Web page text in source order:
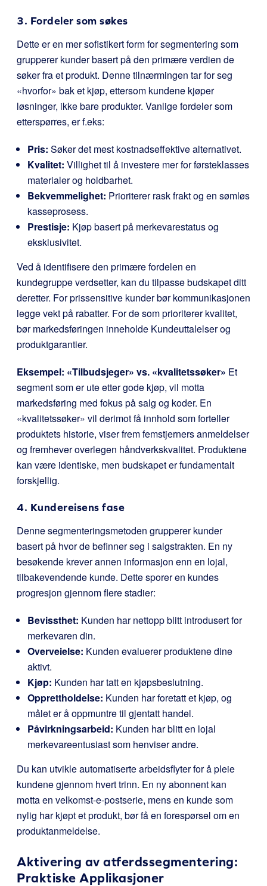
3. Fordeler som søkes
Dette er en mer sofistikert form for segmentering som
grupperer kunder basert på den primære verdien de
søker fra et produkt. Denne tilnærmingen tar for seg
«hvorfor» bak et kjøp, ettersom kundene kjøper
løsninger, ikke bare produkter. Vanlige fordeler som
etterspørres, er f.eks:
Pris: Søker det mest kostnadseffektive alternativet.
Kvalitet: Villighet til å investere mer for førsteklasses
materialer og holdbarhet.
Bekvemmelighet: Prioriterer rask frakt og en sømløs
kasseprosess.
Prestisje: Kjøp basert på merkevarestatus og
eksklusivitet.
Ved å identifisere den primære fordelen en
kundegruppe verdsetter, kan du tilpasse budskapet ditt
deretter. For prissensitive kunder bør kommunikasjonen
legge vekt på rabatter. For de som prioriterer kvalitet,
bør markedsføringen inneholde Kundeuttalelser og
produktgarantier.
Eksempel: «Tilbudsjeger» vs. «kvalitetssøker» Et
segment som er ute etter gode kjøp, vil motta
markedsføring med fokus på salg og koder. En
«kvalitetssøker» vil derimot få innhold som forteller
produktets historie, viser frem femstjerners anmeldelser
og fremhever overlegen håndverkskvalitet. Produktene
kan være identiske, men budskapet er fundamentalt
forskjellig.
4. Kundereisens fase
Denne segmenteringsmetoden grupperer kunder
basert på hvor de befinner seg i salgstrakten. En ny
besøkende krever annen informasjon enn en lojal,
tilbakevendende kunde. Dette sporer en kundes
progresjon gjennom flere stadier:
Bevissthet: Kunden har nettopp blitt introdusert for
merkevaren din.
Overveielse: Kunden evaluerer produktene dine
aktivt.
Kjøp: Kunden har tatt en kjøpsbeslutning.
Opprettholdelse: Kunden har foretatt et kjøp, og
målet er å oppmuntre til gjentatt handel.
Påvirkningsarbeid: Kunden har blitt en lojal
merkevareentusiast som henviser andre.
Du kan utvikle automatiserte arbeidsflyter for å pleie
kundene gjennom hvert trinn. En ny abonnent kan
motta en velkomst-e-postserie, mens en kunde som
nylig har kjøpt et produkt, bør få en forespørsel om en
produktanmeldelse.
Aktivering av atferdssegmentering:
Praktiske Applikasjoner